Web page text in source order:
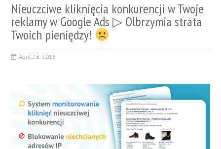
Nieuczciwe kliknięcia konkurencji w Twoje
reklamy w Google Ads ▷ Olbrzymia strata
Twoich pieniędzy!
April 23, 2018